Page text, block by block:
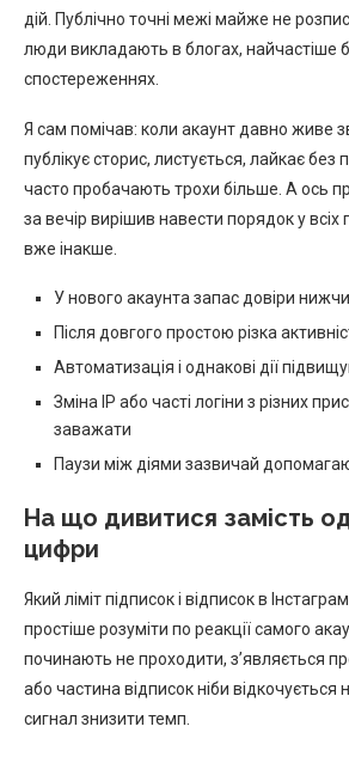
дій. Публічно точні межі майже не
люди викладають в блогах, найчастіше
спостереженнях.
Я сам помічав: коли акаунт давно живе
публікує сторис, листується, лайкає без
часто пробачають трохи більше. А ось
за вечір вирішив навести порядок у всіх
вже інакше.
У нового акаунта запас довіри
Після довгого простою різка
Автоматизація і однакові дії
Зміна IP або часті логіни з різних
заважати
Паузи між діями зазвичай
На що дивитися замість
цифри
Який ліміт підписок і відписок в
простіше розуміти по реакції самого
починають не проходити, з’являється
або частина відписок ніби
сигнал знизити темп.